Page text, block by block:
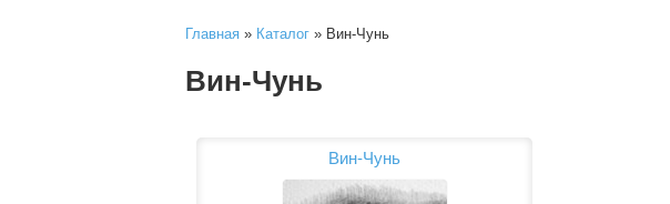
Главная » Каталог » Вин-Чунь
Вин-Чунь
Вин-Чунь